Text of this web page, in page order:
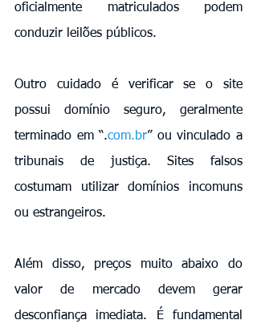
oficialmente matriculados podem
conduzir leilões públicos.
Outro cuidado é verificar se o site
possui domínio seguro, geralmente
terminado em “.com.br” ou vinculado a
tribunais de justiça. Sites falsos
costumam utilizar domínios incomuns
ou estrangeiros.
Além disso, preços muito abaixo do
valor de mercado devem gerar
desconfiança imediata. É fundamental